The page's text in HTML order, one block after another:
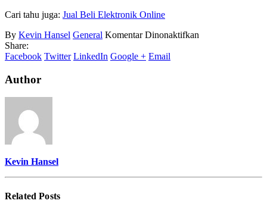
Cari tahu juga: Jual Beli Elektronik Online
By Kevin Hansel General Komentar Dinonaktifkan
Share:
Facebook Twitter LinkedIn Google + Email
Author
Kevin Hansel
RelatedPosts